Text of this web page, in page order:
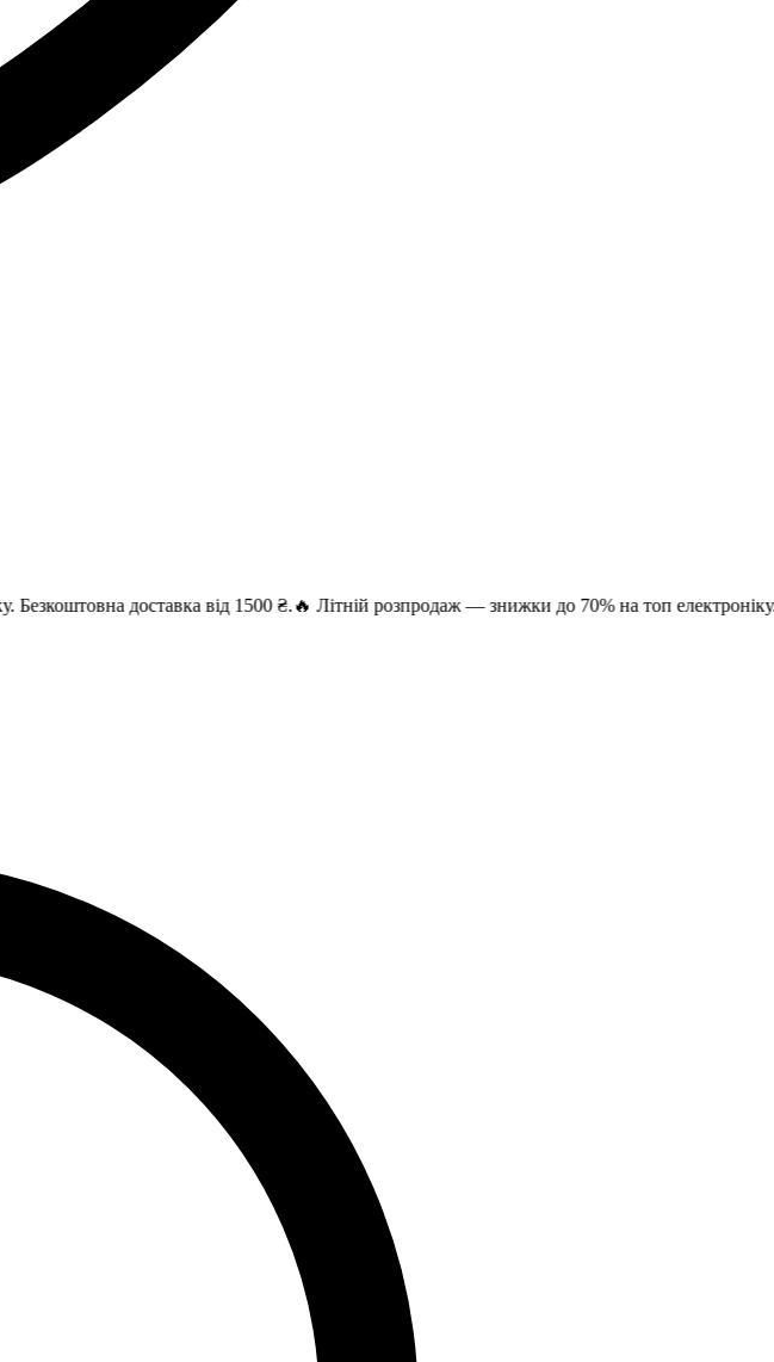
доставка від 1500 ₴.🔥 Літній розпродаж — знижки до 70% на топ електроніку.